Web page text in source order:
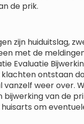
de prik.
zijn huiduitslag,
met de
Evaluatie
ontstaan
weer over.
van de
om